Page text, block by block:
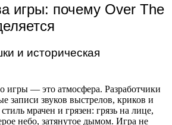
игры: почему Over The
и историческая
игры — это атмосфера. Разработчики
записи звуков выстрелов, криков и
мрачен и грязен: грязь на лице,
небо, затянутое дымом. Игра не